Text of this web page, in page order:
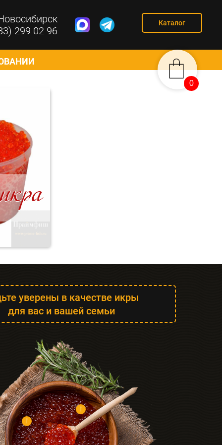
299 02 96
Каталог
уверены в качестве икры
для вас и вашей семьи
0
0